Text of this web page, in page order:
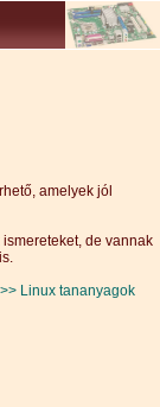
amelyek jól
de vannak
>> Linux tananyagok